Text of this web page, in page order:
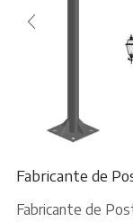
Fabricante de
Fabricante de